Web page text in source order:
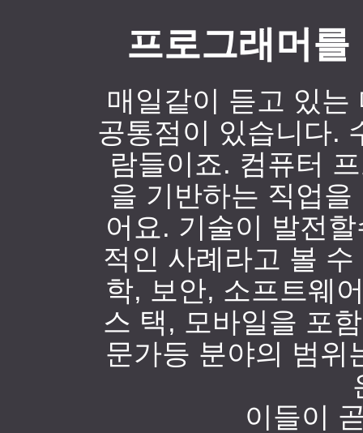
프로그래머
매일같이 듣고 있는
공통점이 있습니다.
람들이죠. 컴퓨터
을 기반하는 직업
어요. 기술이 발전
적인 사례라고 볼
학, 보안, 소프트웨
스 택, 모바일을 포
문가등 분야의 범위
이들이